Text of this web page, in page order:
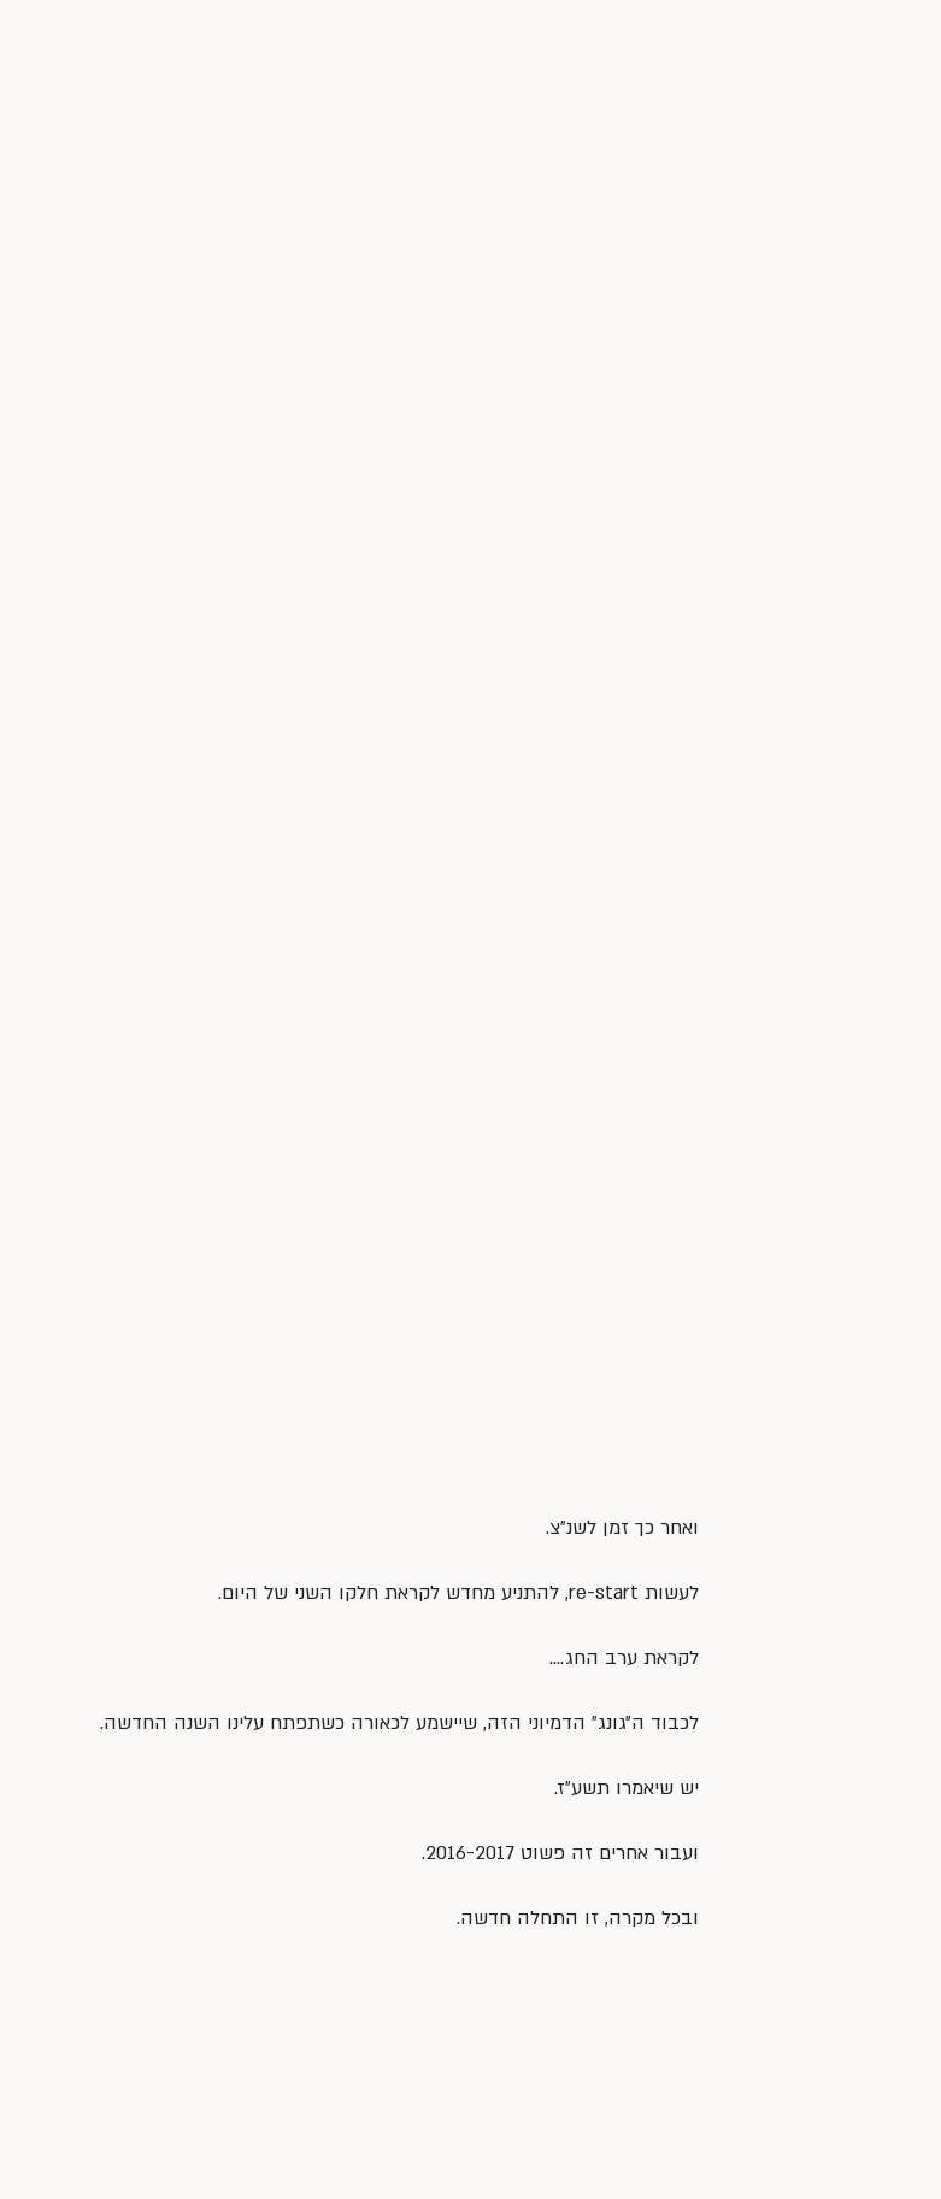
ואחר כך זמן לשנ״צ.
לעשות re-start, להתניע מחדש לקראת חלקו השני של היום.
לקראת ערב החג….
לכבוד ה״גונג״ הדמיוני הזה, שיישמע לכאורה כשתפתח עלינו השנה החדשה.
יש שיאמרו תשע״ז.
ועבור אחרים זה פשוט 2016-2017.
ובכל מקרה, זו התחלה חדשה.